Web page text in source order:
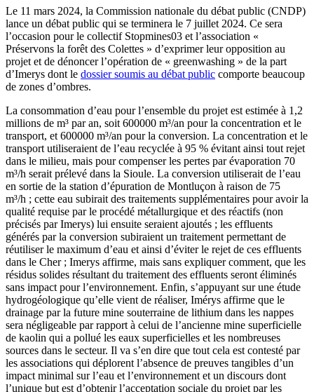
Le 11 mars 2024, la Commission nationale du débat public (CNDP)
lance un débat public qui se terminera le 7 juillet 2024. Ce sera
l’occasion pour le collectif Stopmines03 et l’association «
Préservons la forêt des Colettes » d’exprimer leur opposition au
projet et de dénoncer l’opération de « greenwashing » de la part
d’Imerys dont le dossier soumis au débat public comporte beaucoup
de zones d’ombres.
La consommation d’eau pour l’ensemble du projet est estimée à 1,2
millions de m³ par an, soit 600000 m³/an pour la concentration et le
transport, et 600000 m³/an pour la conversion. La concentration et le
transport utiliseraient de l’eau recyclée à 95 % évitant ainsi tout rejet
dans le milieu, mais pour compenser les pertes par évaporation 70
m³/h serait prélevé dans la Sioule. La conversion utiliserait de l’eau
en sortie de la station d’épuration de Montluçon à raison de 75
m³/h ; cette eau subirait des traitements supplémentaires pour avoir la
qualité requise par le procédé métallurgique et des réactifs (non
précisés par Imerys) lui ensuite seraient ajoutés ; les effluents
générés par la conversion subiraient un traitement permettant de
réutiliser le maximum d’eau et ainsi d’éviter le rejet de ces effluents
dans le Cher ; Imerys affirme, mais sans expliquer comment, que les
résidus solides résultant du traitement des effluents seront éliminés
sans impact pour l’environnement. Enfin, s’appuyant sur une étude
hydrogéologique qu’elle vient de réaliser, Imérys affirme que le
drainage par la future mine souterraine de lithium dans les nappes
sera négligeable par rapport à celui de l’ancienne mine superficielle
de kaolin qui a pollué les eaux superficielles et les nombreuses
sources dans le secteur. Il va s’en dire que tout cela est contesté par
les associations qui déplorent l’absence de preuves tangibles d’un
impact minimal sur l’eau et l’environnement et un discours dont
l’unique but est d’obtenir l’acceptation sociale du projet par les